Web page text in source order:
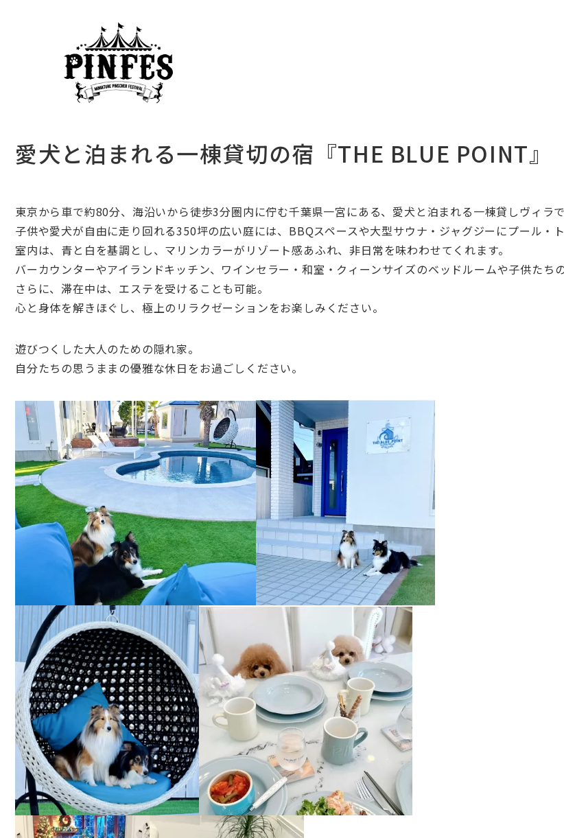
愛犬と泊まれる一棟貸切の宿『THE BLUE POINT』
東京から車で約80分、海沿いから徒歩3分圏内に佇む千葉県一宮にある、愛犬と泊まれる一棟貸しヴィラで
子供や愛犬が自由に走り回れる350坪の広い庭には、 BBQスペースや大型サウナ・ジャグジーにプール・
室内は、青と白を基調とし、マリンカラーがリゾート感あふれ、非日常を味わわせてくれます。
バーカウンターやアイランドキッチン、ワインセラー・和室・クィーンサイズのベッドルームや子供たち
さらに、滞在中は、エステを受けることも可能。
心と身体を解きほぐし、極上のリラクゼーションをお楽しみください。
遊びつくした大人のための隠れ家。
自分たちの思うままの優雅な休日をお過ごしください。